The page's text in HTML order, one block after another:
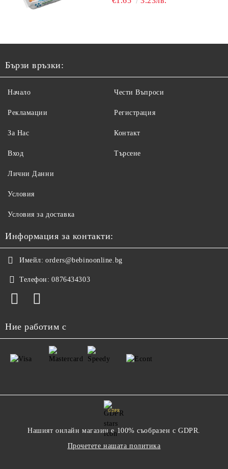
Бързи връзки:
Начало
Рекламации
За Нас
Вход
Чести Въпроси
Регистрация
Контакт
Търсене
Лични Данни
Условия
Условия за доставка
Информация за контакти:
Имейл: orders@bebinoonline.bg
Телефон: 0876434303
Ние работим с
GDPR
Нашият онлайн магазин е 100% съобразен с GDPR.
Прочетете нашата политика